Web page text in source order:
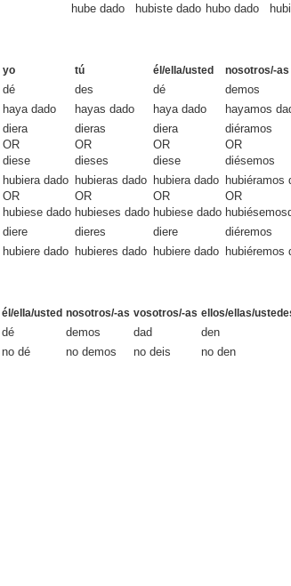
hube dado hubiste dado hubo dado
yo tú él/ella/usted nosotros/-as
dé des dé demos
haya dado hayas dado haya dado hayamos
diera
OR
diese
dieras
OR
dieses
diera
OR
diese
diéramos
OR
diésemos
hubiera dado
OR
hubiese dado
hubieras dado
OR
hubieses dado
hubiera dado
OR
hubiese dado
hubiéramos
OR
diere dieres diere diéremos
hubiere dado hubieres dado hubiere dado hubiéremos
él/ella/usted nosotros/-as vosotros/-as ellos/ellas/
dé demos dad
den
no dé no demos no deis no den